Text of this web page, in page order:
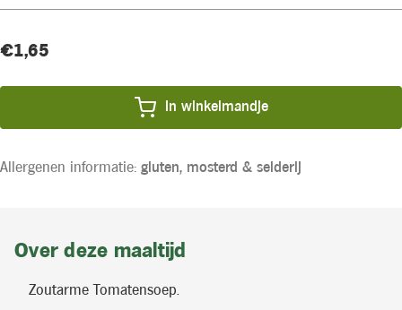
Huidige
Product
€1,65
In winkelmandje
Allergenen informatie: gluten, mosterd & selderij
Over deze maaltijd
Zoutarme Tomatensoep.